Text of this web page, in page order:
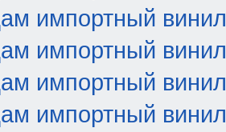
импортный винил
импортный винил
импортный винил
импортный винил